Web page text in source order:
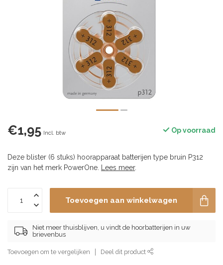
€1,95 Incl. btw Op voorraad
Deze blister (6 stuks) hoorapparaat batterijen type bruin P312
zijn van het merk PowerOne.
Lees meer.
Toevoegen aan winkelwagen
Niet meer thuisblijven, u vindt de hoorbatterijen in uw
brievenbus
Toevoegen om te vergelijken Deel dit product